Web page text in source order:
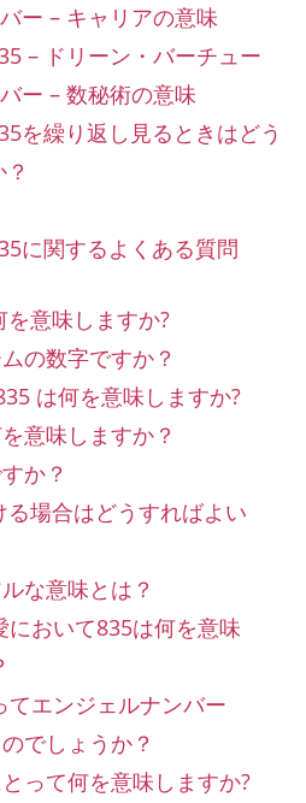
ー – キャリアの意味
– ドリーン・バーチュー
ー – 数秘術の意味
を繰り返し見るときはどう
に関するよくある質問
意味しますか?
の数字ですか？
は何を意味しますか?
意味しますか？
か？
場合はどうすればよい
な意味とは？
において835は何を意味
てエンジェルナンバー
でしょうか？
って何を意味しますか?